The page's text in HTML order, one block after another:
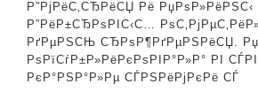
Р”РјРёС‚СЂРёСЏ Рё РџРѕР»РёРЅС‹
Р”РёР±СЂРѕРІС‹С…
РґРµРЅСЊ СЂРѕР¶РґРµРЅРёСЏ.
РѕРїСѓР±Р»РёРєРѕРІР°Р»Р° РІ
РєР°РЅР°Р»Рµ СЃРЅРёРјРєРё СЃ